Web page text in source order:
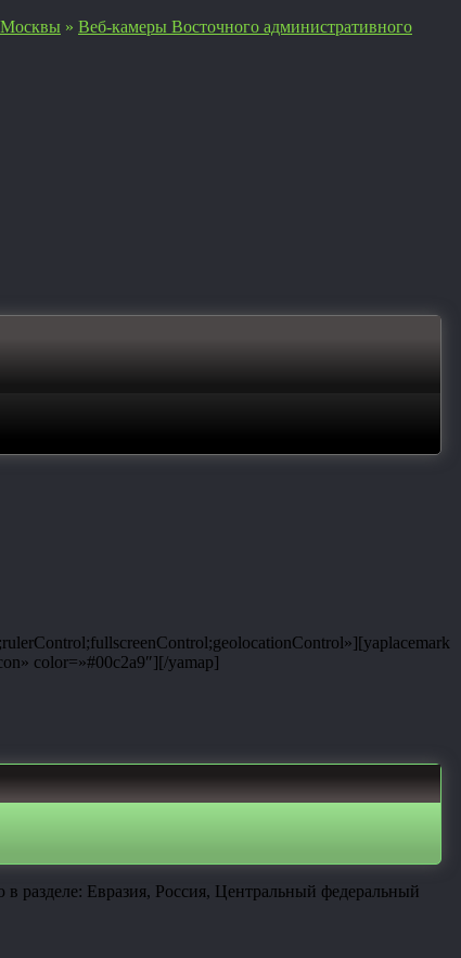
» Веб-камеры Восточного административного
color=»#00c2a9″][/yamap]
разделе: Евразия, Россия, Центральный федеральный